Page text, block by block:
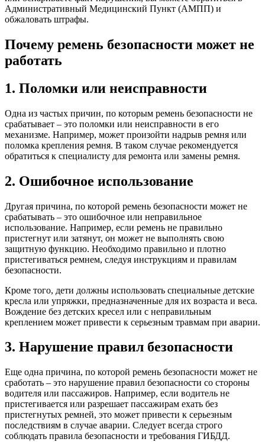
Административный Медицинский Пункт (АМПП) и
обжаловать штрафы.
Почему ремень безопасности может не
работать
1. Поломки или неисправности
Одна из частых причин, по которым ремень безопасности не
срабатывает – это поломки или неисправности в его
механизме. Например, может произойти надрыв ремня или
поломка крепления ремня. В таком случае рекомендуется
обратиться к специалисту для ремонта или замены ремня.
2. Ошибочное использование
Другая причина, по которой ремень безопасности может не
срабатывать – это ошибочное или неправильное
использование. Например, если ремень не правильно
пристегнут или затянут, он может не выполнять свою
защитную функцию. Необходимо правильно и плотно
пристегиваться ремнем, следуя инструкциям и правилам
безопасности.
Кроме того, дети должны использовать специальные детские
кресла или упряжки, предназначенные для их возраста и веса.
Вождение без детских кресел или с неправильным
креплением может привести к серьезным травмам при аварии.
3. Нарушение правил безопасности
Еще одна причина, по которой ремень безопасности может не
сработать – это нарушение правил безопасности со стороны
водителя или пассажиров. Например, если водитель не
пристегивается или разрешает пассажирам ехать без
пристегнутых ремней, это может привести к серьезным
последствиям в случае аварии. Следует всегда строго
соблюдать правила безопасности и требования ГИБДД.